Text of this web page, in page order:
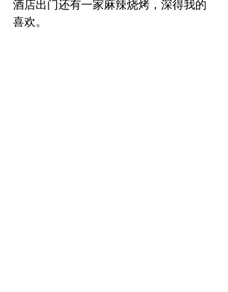
酒店出门还有一家麻辣烧烤，深得我的
喜欢。